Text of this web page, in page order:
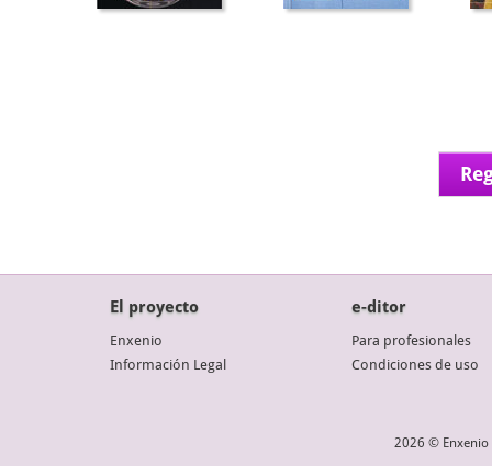
El proyecto
Enxenio
Información Legal
e-ditor
Para profesionales
Condiciones de uso
2026 © Enxenio